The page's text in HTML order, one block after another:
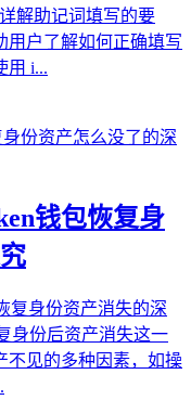
解助记词填写的要
用户了解如何正确填写
用 i...
钱包恢复身
复身份资产消失的深
身份后资产消失这一
不见的多种因素，如操